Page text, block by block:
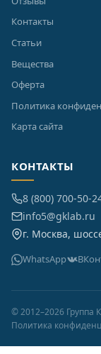
Контакты
Статьи
Вещества
Оферта
Политика
Карта сайта
КОНТАКТЫ
8 (800) 700-50-
info5@gklab.ru
г. Москва,
WhatsApp
© 2012–2026
Политика